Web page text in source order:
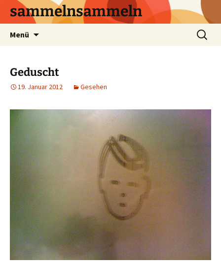
sammelnsammeln
Menü
Suchen
nach:
Geduscht
19. Januar 2012 Gesehen